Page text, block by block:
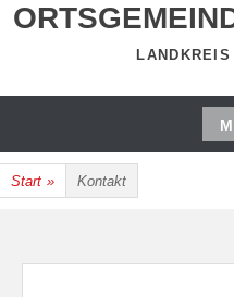
Zum
Inhalt
Start » Kontakt